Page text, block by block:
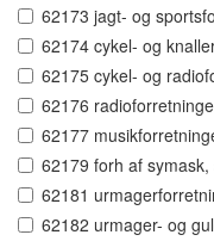
62173 jagt- og
62174 cykel- og
62175 cykel- og
62176
62177
62179 forh af
62181
62182 urmager- og